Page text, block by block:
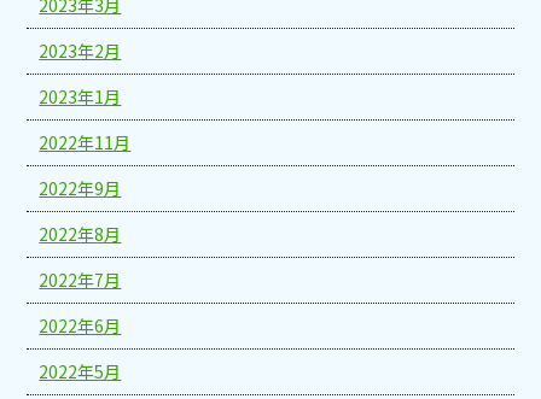
2023年2月
2023年1月
2022年11月
2022年9月
2022年8月
2022年7月
2022年6月
2022年5月